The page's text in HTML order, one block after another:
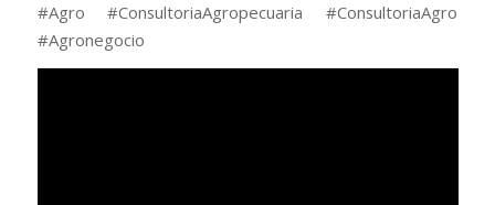
#Agro #ConsultoriaAgropecuaria #ConsultoriaAgro
#Agronegocio